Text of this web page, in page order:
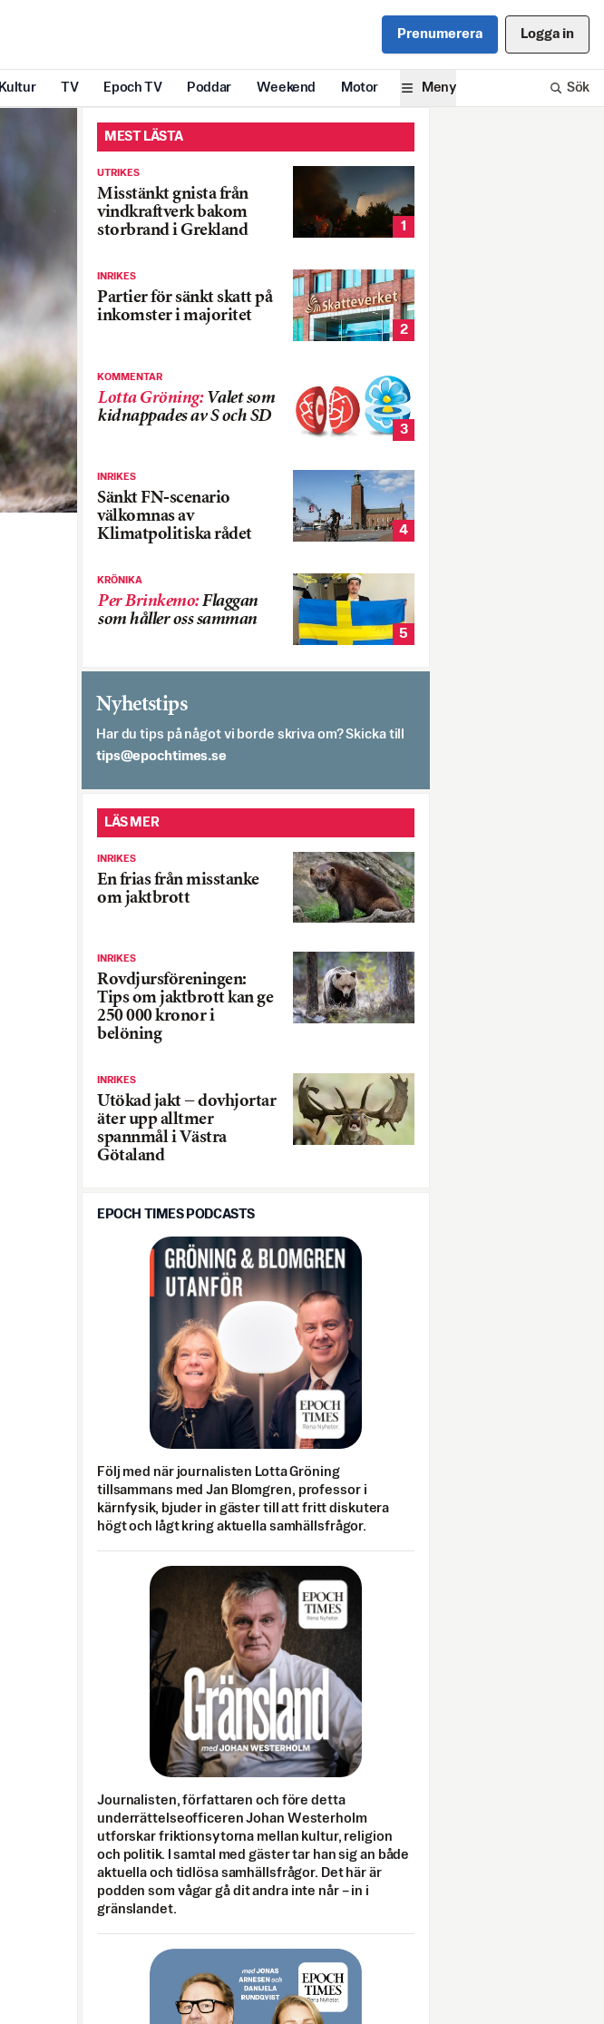
Prenumerera Logga in
Kultur TV Epoch TV Poddar Weekend Motor Meny Sök
MEST LÄSTA
UTRIKES
Misstänkt gnista från
vindkraftverk bakom
storbrand i Grekland
1
INRIKES
Partier för sänkt skatt på
inkomster i majoritet
2
KOMMENTAR
Lotta Gröning: Valet som
kidnappades av S och SD
3
INRIKES
Sänkt FN-scenario
välkomnas av
Klimatpolitiska rådet
4
KRÖNIKA
Per Brinkemo:Flaggan
som håller oss samman
5
Nyhetstips
Har du tips på något vi borde skriva om? Skicka till
es.semithcope@spit
LÄS MER
INRIKES
En frias från misstanke
om jaktbrott
INRIKES
Rovdjursföreningen:
Tips om jaktbrott kan ge
250 000 kronor i
belöning
INRIKES
Utökad jakt − dovhjortar
äter upp alltmer
spannmål i Västra
Götaland
EPOCH TIMES PODCASTS
Följ med när journalisten Lotta Gröning
tillsammans med Jan Blomgren, professor i
kärnfysik, bjuder in gäster till att fritt diskutera
högt och lågt kring aktuella samhällsfrågor.
Journalisten, författaren och före detta
underrättelseofficeren Johan Westerholm
utforskar friktionsytorna mellan kultur, religion
och politik. I samtal med gäster tar han sig an både
aktuella och tidlösa samhällsfrågor. Det här är
podden som vågar gå dit andra inte når – in i
gränslandet.